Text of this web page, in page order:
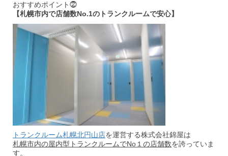
おすすめポイント⓶
【札幌市内で店舗数No.1のトランクルームで安心】
トランクルーム札幌北円山店を運営する株式会社錦屋は
札幌市内の屋内型トランクルームでNo１の店舗数を誇っていま
す。